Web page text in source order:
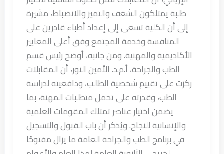
طلبة يمتلكون الشغف والتميز والانضباط، مشيرة
إلى أن الكلية تسعى إلى إعداد أطباء قادرين على
المنافسة وخدمة المجتمع وفق أعلى المعايير
الأكاديمية والمهنية. ومن جانبه، أوضح رئيس قسم
الطب والجراحة، أ.م.د. الأمين النور، أن المقابلات
ركزت على تقييم شخصية الطالب، ودافعيته لدراسة
الطب، وقدرته على تحمل متطلبات المهنة، بما
يضمن اختيار عناصر تمتلك المقومات العلمية
والإنسانية للنجاح. ويُذكر أن باب القبول والتسجيل
في برنامج الطب والجراحة العامة ما يزال مفتوحًا